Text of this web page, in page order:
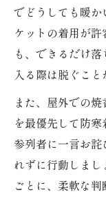
でどうしても暖
ケットの着用が
も、できるだけ
入る際は脱ぐこと
また、屋外での
を最優先して防
参列者に一言お
れずに行動しま
ごとに、柔軟な